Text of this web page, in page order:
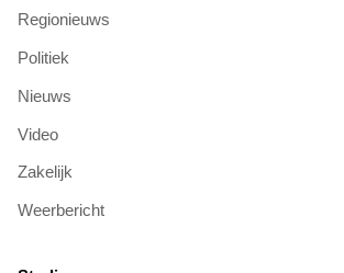
Regionieuws
Politiek
Nieuws
Video
Zakelijk
Weerbericht